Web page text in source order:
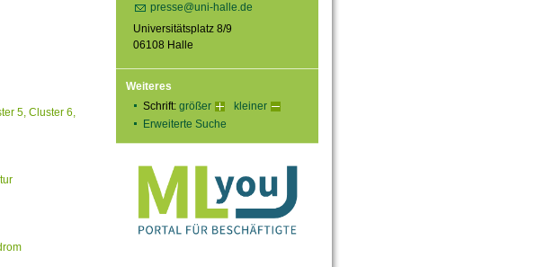
presse@uni-halle.de
Universitätsplatz 8/9
06108 Halle
Weiteres
Schrift: größer
kleiner
Erweiterte Suche
5, Cluster 6,